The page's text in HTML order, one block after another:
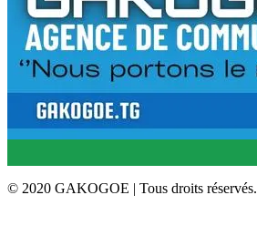
© 2020 GAKOGOE | Tous droits réservés.